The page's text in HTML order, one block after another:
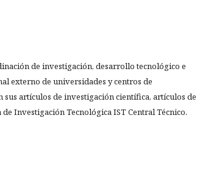
de investigación, desarrollo tecnológico e
externo de universidades y centros de
artículos de investigación científica, artículos de
Investigación Tecnológica IST Central Técnico.